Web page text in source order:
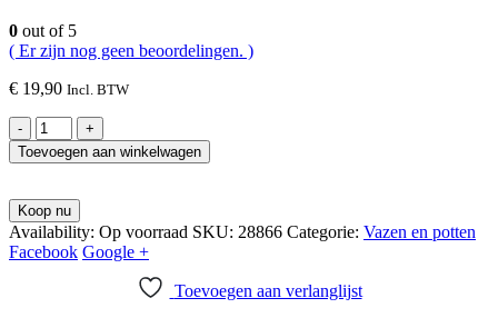
0 out of 5
( Er zijn nog geen beoordelingen. )
€ 19,90 Incl. BTW
-
+
Toevoegen aan winkelwagen
Koop nu
Availability: Op voorraad SKU: 28866 Categorie: Vazen en potten
Facebook Google +
Toevoegen aan verlanglijst